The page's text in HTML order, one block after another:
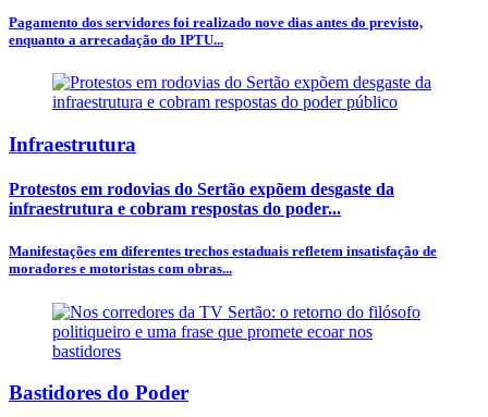
Pagamento dos servidores foi realizado nove dias antes do previsto,
enquanto a arrecadação do IPTU...
Infraestrutura
Protestos em rodovias do Sertão expõem desgaste da
infraestrutura e cobram respostas do poder...
Manifestações em diferentes trechos estaduais refletem insatisfação de
moradores e motoristas com obras...
Bastidores do Poder